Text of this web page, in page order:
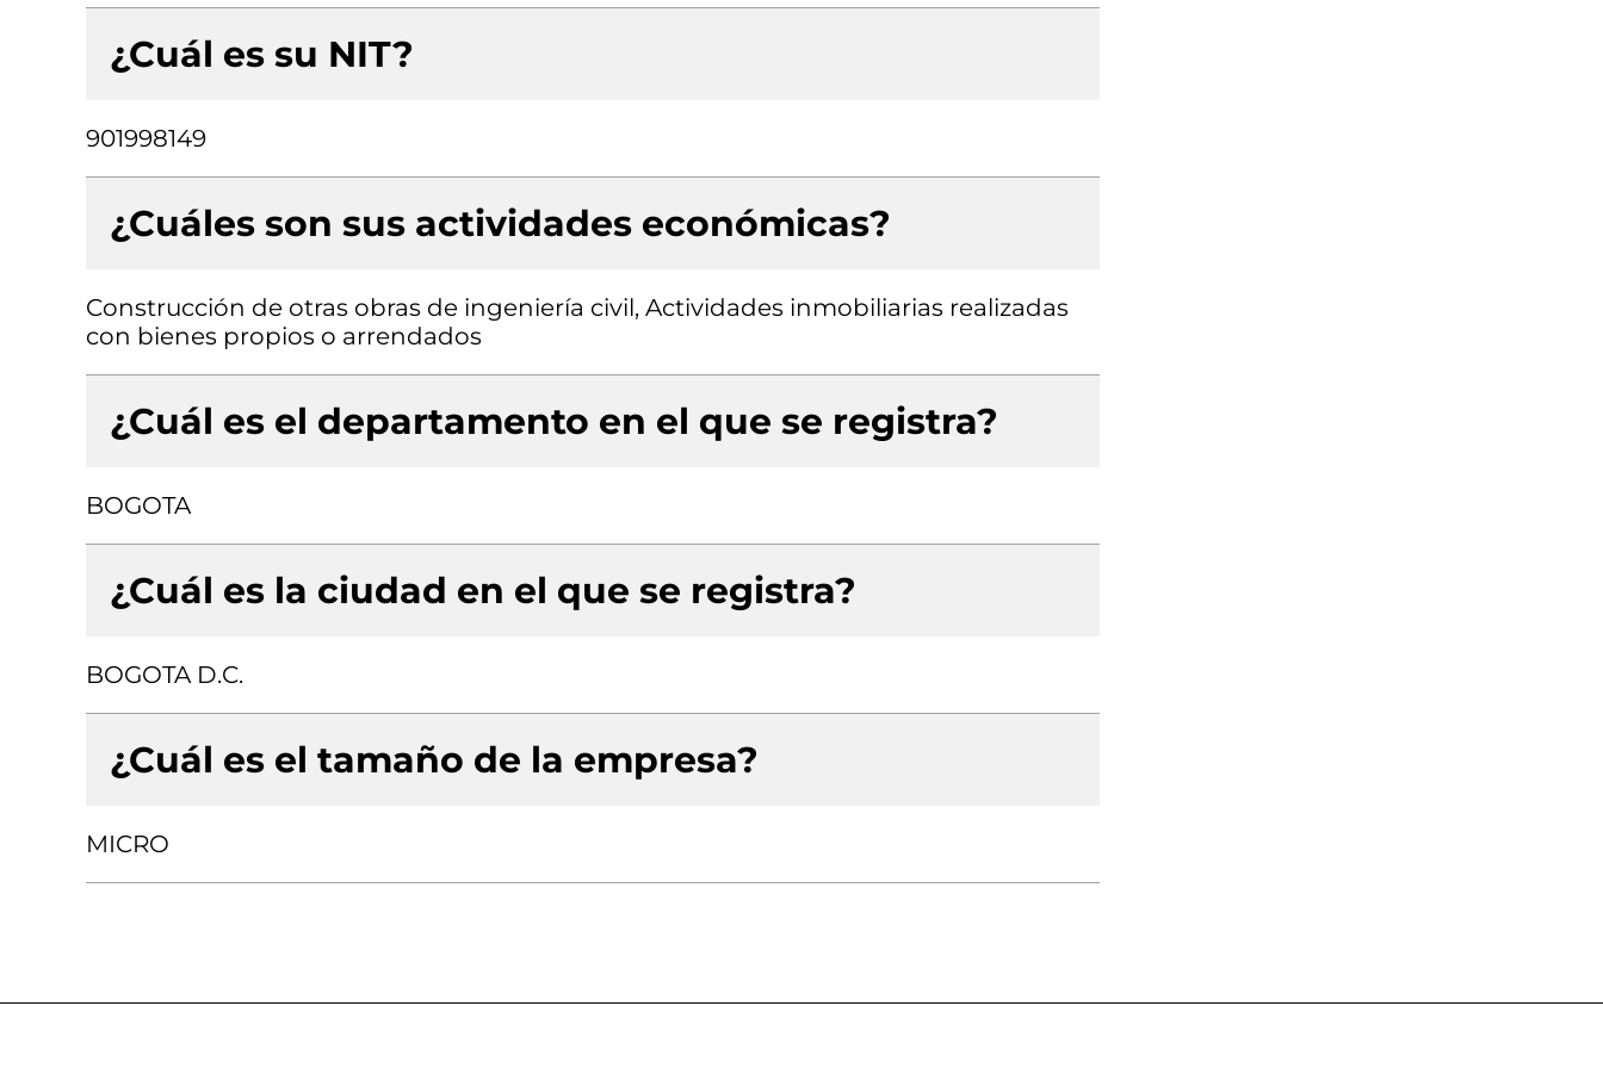
¿Cuál es su NIT?
901998149
¿Cuáles son sus actividades económicas?
Construcción de otras obras de ingeniería civil, Actividades inmobiliarias realizadas
con bienes propios o arrendados
¿Cuál es el departamento en el que se registra?
BOGOTA
¿Cuál es la ciudad en el que se registra?
BOGOTA D.C.
¿Cuál es el tamaño de la empresa?
MICRO